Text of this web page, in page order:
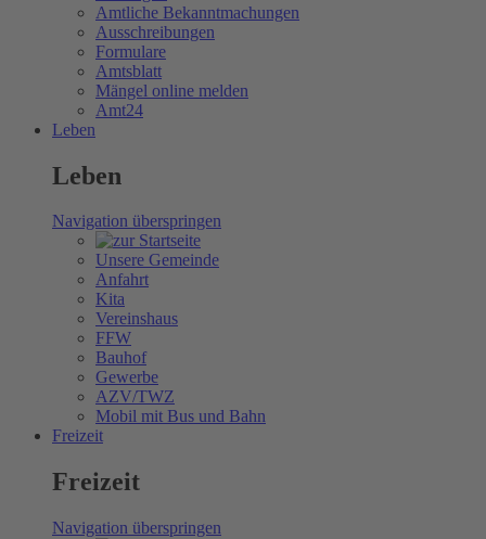
Amtliche Bekanntmachungen
Ausschreibungen
Formulare
Amtsblatt
Mängel online melden
Amt24
Leben
Leben
Navigation überspringen
Unsere Gemeinde
Anfahrt
Kita
Vereinshaus
FFW
Bauhof
Gewerbe
AZV/TWZ
Mobil mit Bus und Bahn
Freizeit
Freizeit
Navigation überspringen